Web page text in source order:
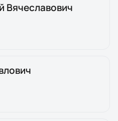
Вячеславович